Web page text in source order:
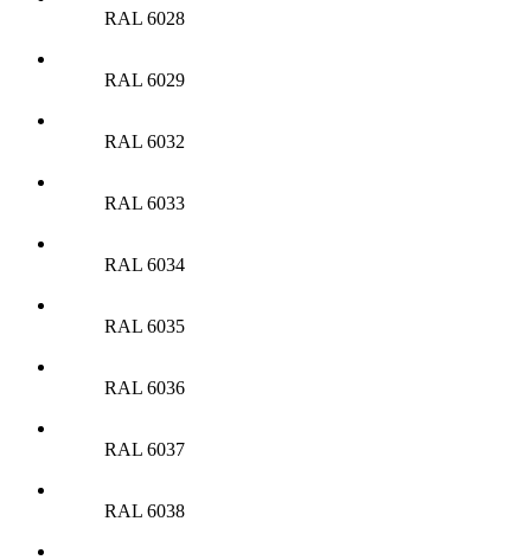
RAL 6028
RAL 6029
RAL 6032
RAL 6033
RAL 6034
RAL 6035
RAL 6036
RAL 6037
RAL 6038